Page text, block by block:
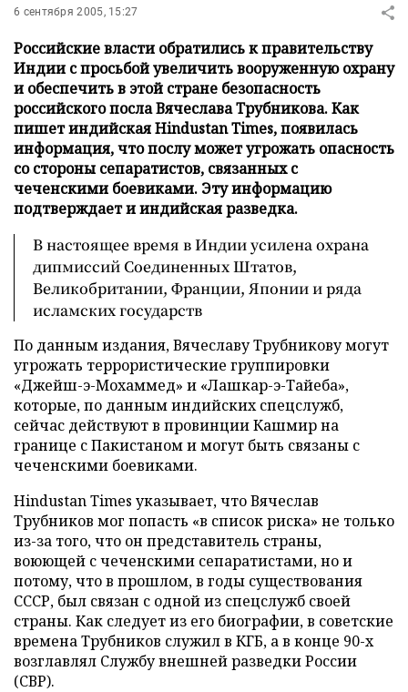
6 сентября 2005, 15:27
Российские власти обратились к правительству
Индии с просьбой увеличить вооруженную охрану
и обеспечить в этой стране безопасность
российского посла Вячеслава Трубникова. Как
пишет индийская Hindustan Times, появилась
информация, что послу может угрожать опасность
со стороны сепаратистов, связанных с
чеченскими боевиками. Эту информацию
подтверждает и индийская разведка.
В настоящее время в Индии усилена охрана
дипмиссий Соединенных Штатов,
Великобритании, Франции, Японии и ряда
исламских государств
По данным издания, Вячеславу Трубникову могут
угрожать террористические группировки
«Джейш-э-Мохаммед» и «Лашкар-э-Тайеба»,
которые, по данным индийских спецслужб,
сейчас действуют в провинции Кашмир на
границе с Пакистаном и могут быть связаны с
чеченскими боевиками.
Hindustan Times указывает, что Вячеслав
Трубников мог попасть «в список риска» не только
из-за того, что он представитель страны,
воюющей с чеченскими сепаратистами, но и
потому, что в прошлом, в годы существования
СССР, был связан с одной из спецслужб своей
страны. Как следует из его биографии, в советские
времена Трубников служил в КГБ, а в конце 90-х
возглавлял Службу внешней разведки России
(СВР).